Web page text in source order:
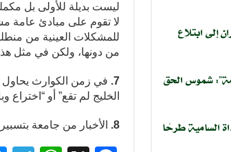
ليست بديلة للأولى بل
لا تقوم على مبادئ عامة
للمشكلات العينية من
من دونها، ولكن في مثل
7. في زمن الكوارث يحاول
الخليج لم تقع” أو “اختراع
8. الأخبار من جامعة
إلى ابتلاع
شموس الحق
السامية طرحًا